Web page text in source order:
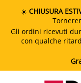
☀️ CHIUSURA
Gli ordini ricevuti
con qualche